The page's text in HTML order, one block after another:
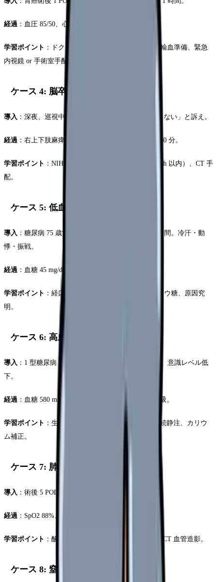
経過 ：血圧 85/50、心拍 130、冷汗あり。
学習ポイント ：ドクターコール、ルート確保 2 本、輸血準備、緊急
内視鏡 or 手術室手配。
ケース 4: 脳卒中（TIA / 脳梗塞）
導入 ：深夜、巡視中に 70 歳男性が「右手に力が入らない」と訴え。
経過 ：右上下肢麻痺、構音障害、FAST 陽性。発症 30 分。
学習ポイント ：NIHSS 評価、tPA 適応判断（発症 4.5h 以内）、CT 手
配。
ケース 5: 低血糖
導入 ：糖尿病 75 歳女性、インスリン自己注射後 2 時間。冷汗・動
悸・振戦。
経過 ：血糖 45 mg/dL、意識レベル清明。
学習ポイント ：経口ブドウ糖、意識低下時は IV ブドウ糖、原因究
明。
ケース 6: 高血糖性昏睡（DKA）
導入 ：1 型糖尿病 25 歳男性、3 日前から発熱、嘔吐。意識レベル低
下。
経過 ：血糖 580 mg/dL、ケトン体陽性、Kussmaul 呼吸。
学習ポイント ：生理食塩水大量輸液、インスリン持続静注、カリウ
ム補正。
ケース 7: 肺塞栓
導入 ：術後 5 POD、急な呼吸困難・胸痛。
経過 ：SpO2 88%、心拍 120、血圧 90/60。
学習ポイント ：酸素投与、心エコー手配、D-dimer、CT 血管造影。
ケース 8: 窒息